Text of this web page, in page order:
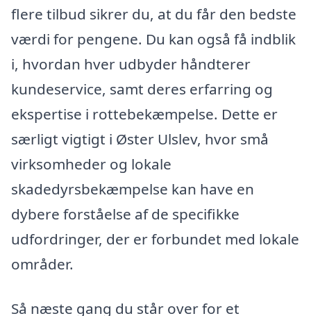
flere tilbud sikrer du, at du får den bedste
værdi for pengene. Du kan også få indblik
i, hvordan hver udbyder håndterer
kundeservice, samt deres erfarring og
ekspertise i rottebekæmpelse. Dette er
særligt vigtigt i Øster Ulslev, hvor små
virksomheder og lokale
skadedyrsbekæmpelse kan have en
dybere forståelse af de specifikke
udfordringer, der er forbundet med lokale
områder.
Så næste gang du står over for et